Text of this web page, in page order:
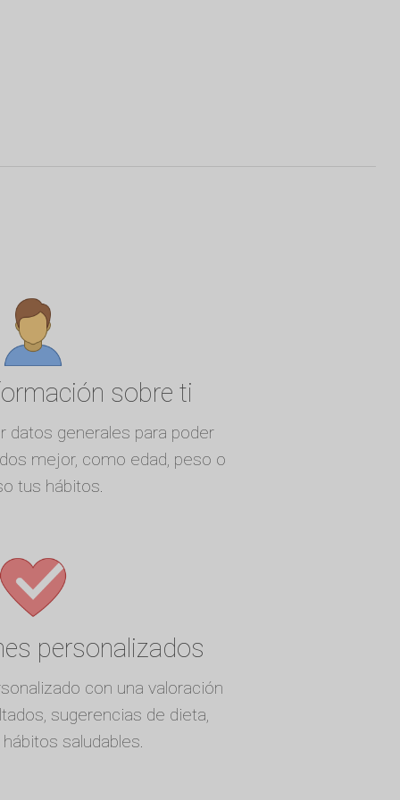
sobre ti
datos generales para poder
mejor, como edad, peso o
tus hábitos.
personalizados
con una valoración
sugerencias de dieta,
saludables.